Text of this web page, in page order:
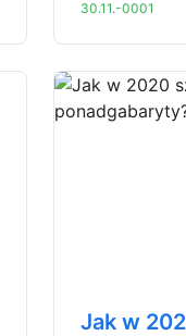
30.11.-0001
Jak w